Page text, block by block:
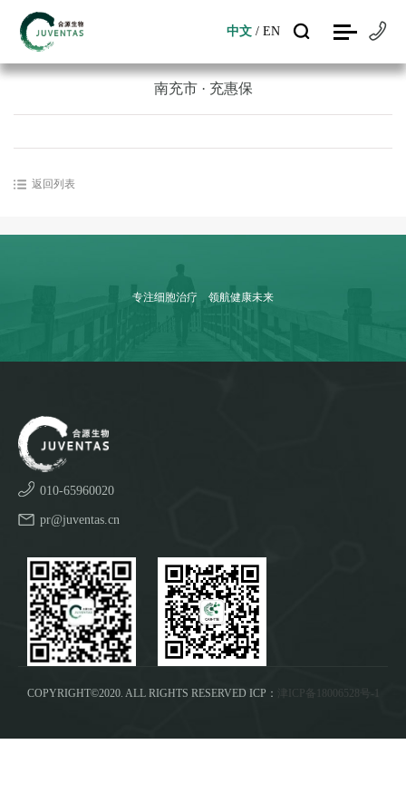
中文/ EN
南充市 · 充惠保
返回列表
专注细胞治疗 领航健康未来
010-65960020
pr@juventas.cn
COPYRIGHT©2020. ALL RIGHTS RESERVED ICP： 津ICP备18006528号-1